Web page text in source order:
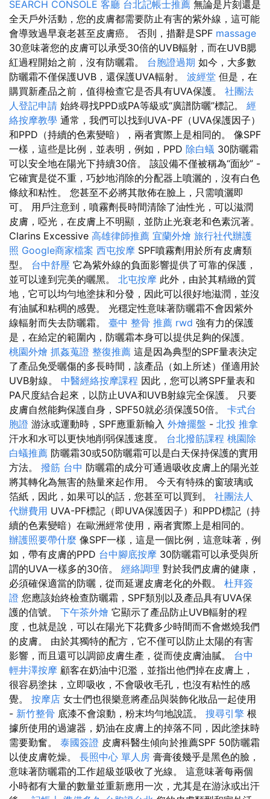
SEARCH CONSOLE 客廳 台北記帳士推薦 無論是片刻還是
全天戶外活動，您的皮膚都需要防止有害的紫外線，這可能
會導致過早衰老甚至皮膚癌。 否則，措辭是SPF massage
30意味著您的皮膚可以承受30倍的UVB輻射，而在UVB腮
紅過程開始之前，沒有防曬霜。 台胞證過期 如今，大多數
防曬霜不僅保護UVB，還保護UVA輻射。 波經堂 但是，在
購買新產品之前，值得檢查它是否具有UVA保護。 社團法
人登記申請 始終尋找PPD或PA等級或“廣譜防曬”標記。 經
絡按摩教學 通常，我們可以找到UVA-PF（UVA保護因子）
和PPD（持續的色素變暗），兩者實際上是相同的。 像SPF
一樣，這些是比例，並表明，例如，PPD 除白蟻 30防曬霜
可以安全地在陽光下持續30倍。 該設備不僅被稱為“面紗” -
它確實是從不重，巧妙地消除的分配器上噴灑的，沒有白色
條紋和粘性。 您甚至不必將其散佈在臉上，只需噴灑即
可。 用戶注意到，噴霧劑長時間清除了油性光，可以滋潤
皮膚，啞光，在皮膚上不明顯，並防止光衰老和色素沉著。
Clarins Excessive 高雄律師推薦 宜蘭外燴 旅行社代辦護
照 Google商家檔案 西屯按摩 SPF噴霧劑用於所有皮膚類
型。 台中舒壓 它為紫外線的負面影響提供了可靠的保護，
並可以達到完美的曬黑。 北屯按摩 此外，由於其精緻的質
地，它可以均勻地塗抹和分發，因此可以很好地滋潤，並沒
有油膩和粘稠的感覺。 光穩定性意味著防曬霜不會因紫外
線輻射而失去防曬霜。 臺中 整骨 推薦 rwd 強有力的保護
是，在給定的範圍內，防曬霜本身可以提供足夠的保護。
桃園外燴 抓姦蒐證 整復推薦 這是因為典型的SPF量表決定
了產品免受曬傷的多長時間，該產品（如上所述）僅適用於
UVB射線。 中醫經絡按摩課程 因此，您可以將SPF量表和
PA尺度結合起來，以防止UVA和UVB射線完全保護。 只要
皮膚自然能夠保護自身，SPF50就必須保護50倍。 卡式台
胞證 游泳或運動時，SPF應重新輸入 外燴擺盤 - 北投 推拿
汗水和水可以更快地削弱保護速度。 台北撥筋課程 桃園除
白蟻推薦 防曬霜30或50防曬霜可以是白天保持保護的實用
方法。 撥筋 台中 防曬霜的成分可通過吸收皮膚上的陽光並
將其轉化為無害的熱量來起作用。 今天有特殊的窗玻璃或
箔紙，因此，如果可以的話，您甚至可以買到。 社團法人
代辦費用 UVA-PF標記（即UVA保護因子）和PPD標記（持
續的色素變暗）在歐洲經常使用，兩者實際上是相同的。
辦護照要帶什麼 像SPF一樣，這是一個比例，這意味著，例
如，帶有皮膚的PPD 台中腳底按摩 30防曬霜可以承受與所
謂的UVA一樣多的30倍​​。 經絡調理 對於我們皮膚的健康，
必須確保適當的防曬，從而延遲皮膚老化的外觀。 杜拜簽
證 您應該始終檢查防曬霜，SPF類別以及產品具有UVA保
護的信號。 下午茶外燴 它顯示了產品防止UVB輻射的程
度，也就是說，可以在陽光下花費多少時間而不會燃燒我們
的皮膚。 由於其獨特的配方，它不僅可以防止太陽的有害
影響，而且還可以調節皮膚生產，從而使皮膚油膩。 台中
輕井澤按摩 顧客在奶油中氾濫，並指出他們掉在皮膚上，
很容易塗抹，立即吸收，不會吸收毛孔，也沒有粘性的感
覺。 按摩店 女士們也很樂意將產品與裝飾化妝品一起使用
- 新竹整骨 底漆不會滾動，粉末均勻地說謊。 搜尋引擎 根
據所使用的過濾器，奶油在皮膚上的掉落不同，因此塗抹時
需要勤奮。 泰國簽證 皮膚科醫生傾向於推薦SPF 50防曬霜
以使皮膚乾燥。 長照中心 單人房 膏膏後幾乎是黑色的臉，
意味著防曬霜的工作超級並吸收了光線。 這意味著每兩個
小時都有大量的數量並重新應用一次，尤其是在游泳或出汗